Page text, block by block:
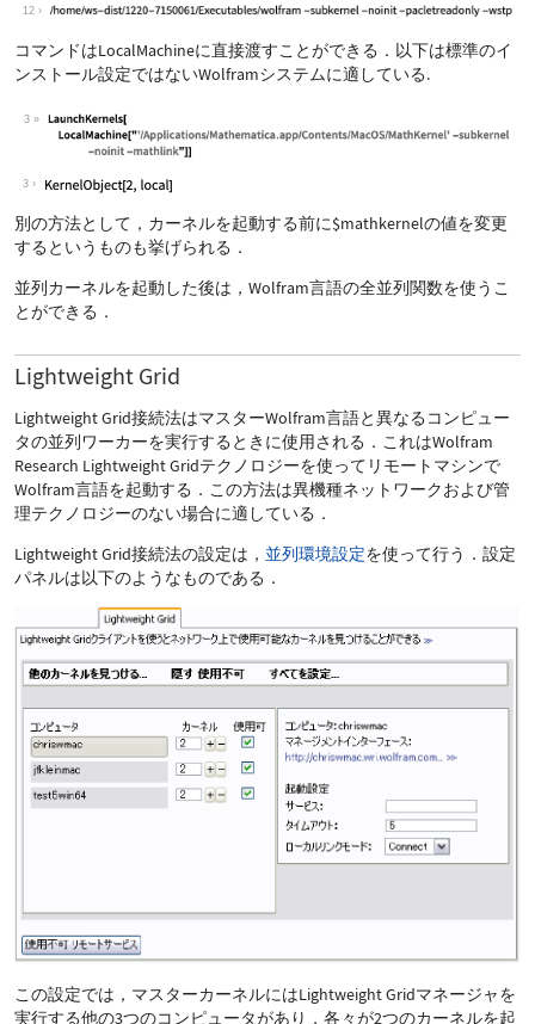
12
コマンドはLocalMachineに直接渡すことができる．以下は標準のイ
ンストール設定ではないWolframシステムに適している.
3
3
別の方法として，カーネルを起動する前に$mathkernelの値を変更
するというものも挙げられる．
並列カーネルを起動した後は，Wolfram言語の全並列関数を使うこ
とができる．
Lightweight Grid
Lightweight Grid接続法はマスターWolfram言語と異なるコンピュー
タの並列ワーカーを実行するときに使用される．これはWolfram
Research Lightweight Gridテクノロジーを使ってリモートマシンで
Wolfram言語を起動する．この方法は異機種ネットワークおよび管
理テクノロジーのない場合に適している．
Lightweight Grid接続法の設定は， 並列環境設定を使って行う．設定
パネルは以下のようなものである．
この設定では，マスターカーネルにはLightweight Gridマネージャを
実行する他の3つのコンピュータがあり，各々が2つのカーネルを起